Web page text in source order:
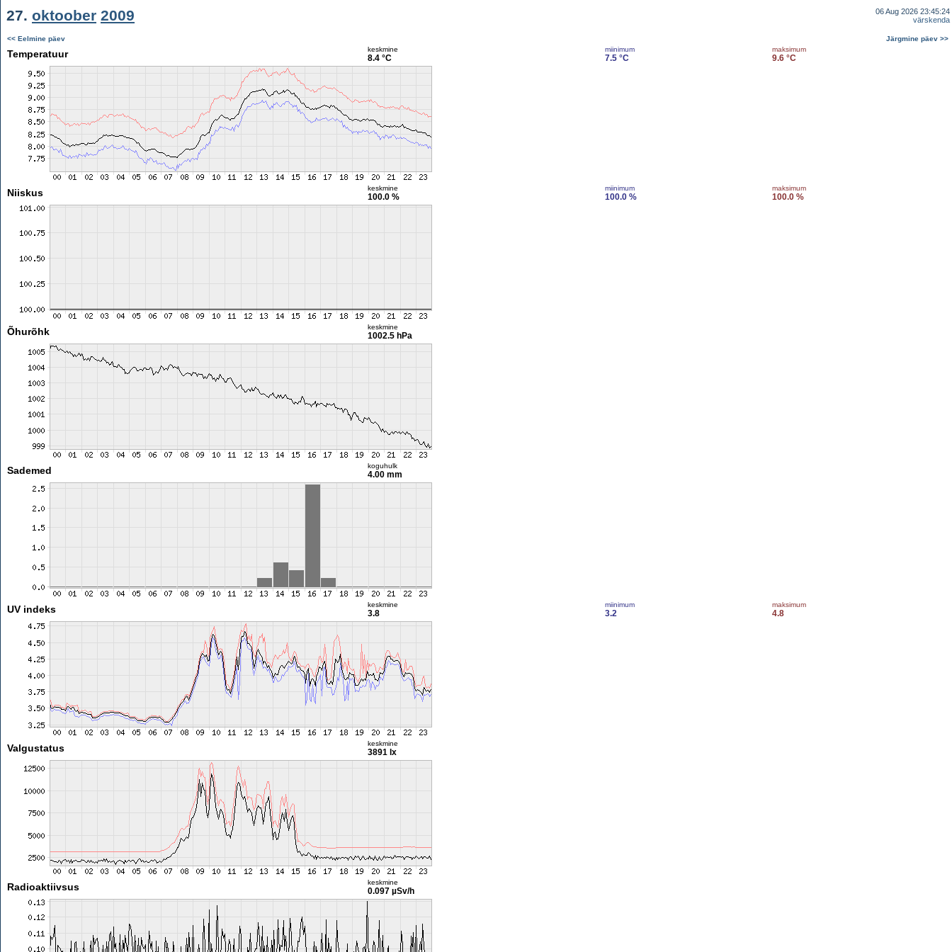
27. oktoober 2009
06 Aug 2026 23:45:24
värskenda
<< Eelmine päev Järgmine päev >>
Temperatuur keskmine
8.4 °C
miinimum
7.5 °C
maksimum
9.6 °C
Niiskus keskmine
100.0 %
miinimum
100.0 %
maksimum
100.0 %
Õhurõhk keskmine
1002.5 hPa
Sademed koguhulk
4.00 mm
UV indeks keskmine
3.8
miinimum
3.2
maksimum
4.8
Valgustatus keskmine
3891 lx
Radioaktiivsus keskmine
0.097 µSv/h